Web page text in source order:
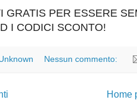
GRATIS PER ESSERE
I CODICI SCONTO!
Nessun commento:
Home